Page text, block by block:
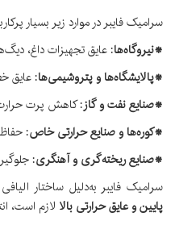
سرامیک فایبر در موارد زیر بسیار
*نیروگاه‌ها: عایق تجهیزات داغ،
*پالایشگاه‌ها و پتروشیمی‌ها: عایق
*صنایع نفت و گاز: کاهش پرت
*کوره‌ها و صنایع حرارتی خاص:
*صنایع ریخته‌گری و آهنگری:
سرامیک فایبر به‌دلیل ساختار
پایین و عایق حرارتی بالا لازم است،